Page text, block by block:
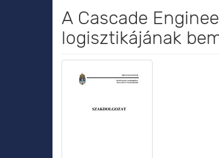
A Cascade
logisztikájának